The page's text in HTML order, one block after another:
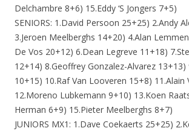
Delchambre 8+6) 15.Eddy ‘S Jongers 7+5)
SENIORS: 1.David Persoon 25+25) 2.Andy
3.Jeroen Meelberghs 14+20) 4.Alan
De Vos 20+12) 6.Dean Legreve 11+18)
12+14) 8.Geoffrey Gonzalez-Alvarez
10+15) 10.Raf Van Looveren 15+8) 11.Alain
12.Moreno Lubkemann 9+10) 13.Koen
Herman 6+9) 15.Pieter Meelberghs 8+7)
JUNIORS MX1: 1.Dave Coekaerts 25+25)